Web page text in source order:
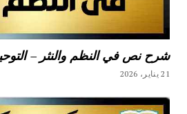
شرح نص في النظم والنثر –
21 يناير، 2026